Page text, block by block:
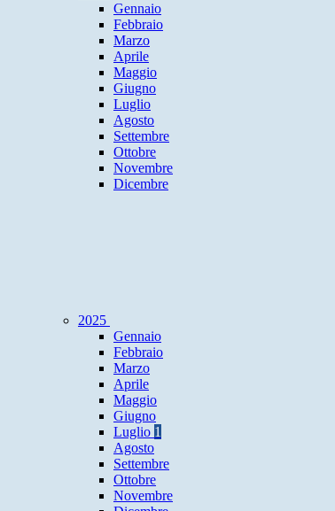
Gennaio
Febbraio
Marzo
Aprile
Maggio
Giugno
Luglio
Agosto
Settembre
Ottobre
Novembre
Dicembre
2025
Gennaio
Febbraio
Marzo
Aprile
Maggio
Giugno
Luglio 1
Agosto
Settembre
Ottobre
Novembre